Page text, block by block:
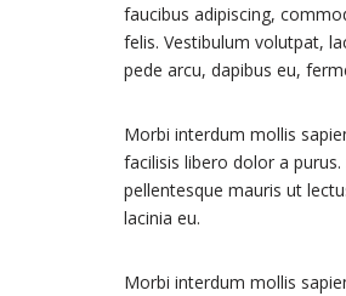
faucibus adipiscing,
felis. Vestibulum volutpat,
pede arcu, dapibus eu,
Morbi interdum mollis
facilisis libero dolor a
pellentesque mauris ut
lacinia eu.
Morbi interdum mollis